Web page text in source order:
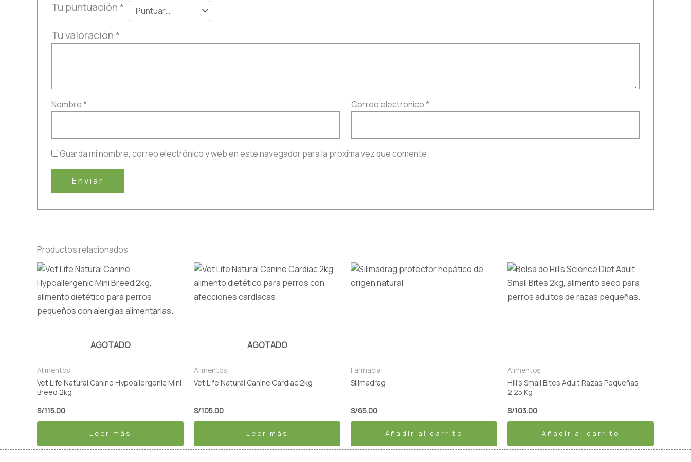
Tu puntuación*
Tu valoración*
Nombre* Correo electrónico*
Guarda mi nombre, correo electrónico y web en este navegador para la próxima vez que comente.
Productos relacionados
AGOTADO
Alimentos
Vet Life Natural Canine Hypoallergenic Mini
Breed 2kg
S/115.00
Leer más
AGOTADO
Alimentos
Vet Life Natural Canine Cardiac 2kg
S/105.00
Leer más
Farmacia
Silimadrag
S/65.00
Añadir al carrito
Alimentos
Hill’s Small Bites Adult Razas Pequeñas
2.25 Kg
S/103.00
Añadir al carrito